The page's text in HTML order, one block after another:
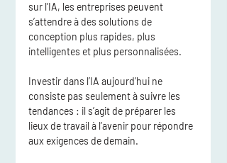
sur l’IA, les entreprises peuvent
s’attendre à des solutions de
conception plus rapides, plus
intelligentes et plus personnalisées.
Investir dans l’IA aujourd’hui ne
consiste pas seulement à suivre les
tendances : il s’agit de préparer les
lieux de travail à l’avenir pour répondre
aux exigences de demain.